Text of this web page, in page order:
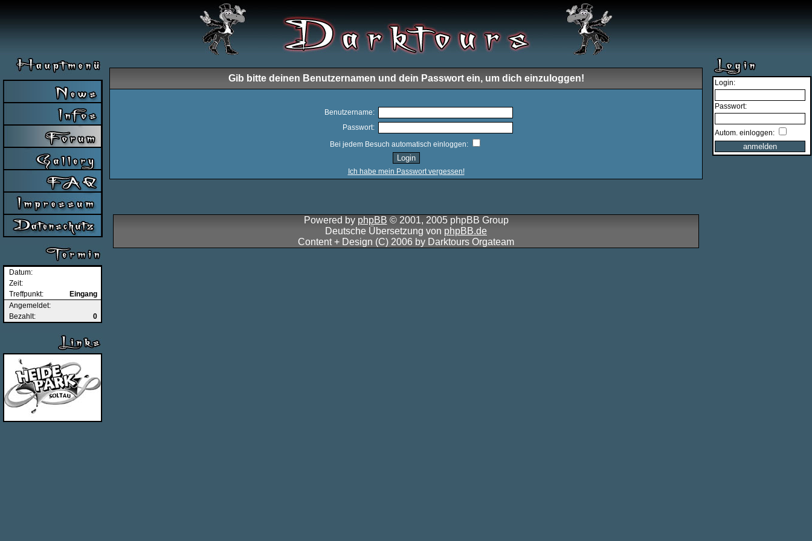
Datum:
Zeit:
Treffpunkt:
Eingang
Angemeldet:
Bezahlt:
0
Login:
Passwort:
Autom. einloggen:
Gib bitte deinen Benutzernamen und dein Passwort ein, um dich einzuloggen!
Benutzername:
Passwort:
Bei jedem Besuch automatisch einloggen:
Ich habe mein Passwort vergessen!
Powered by phpBB © 2001, 2005 phpBB Group
Deutsche Übersetzung von phpBB.de
Content + Design (C) 2006 by Darktours Orgateam